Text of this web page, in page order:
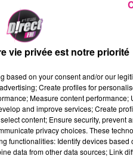
Dove Attia était dans la
pour nous parler de son
spectacle.
vie privée est notre priorité
based on your consent and/or our
Create profiles for
Measure content performance;
and improve services; Create
content; Ensure security, prevent
privacy choices. These
functionalities: Identify devices based
data from other data sources; Link